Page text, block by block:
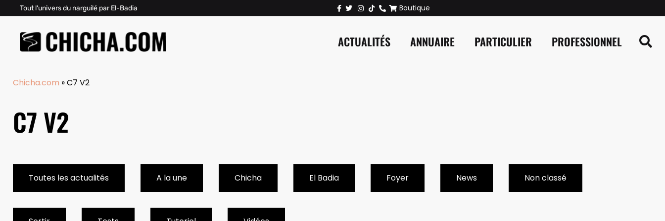
Tout l'univers du narguilé par El-Badia Boutique
ACTUALITÉS ANNUAIRE PARTICULIER PROFESSIONNEL
Chicha.com »C7 V2
C7 V2
Toutes les actualités A la une Chicha El Badia Foyer News Non classé